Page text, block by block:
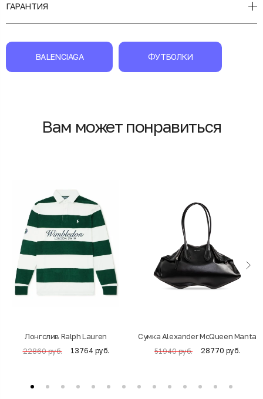
ГАРАНТИЯ
BALENCIAGA ФУТБОЛКИ
Вам может понравиться
Лонгслив Ralph Lauren
22860 руб. 13764 руб.
Cумка Alexander McQueen Manta
51940 руб. 28770 руб.